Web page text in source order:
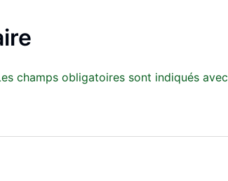
champs obligatoires sont indiqués avec